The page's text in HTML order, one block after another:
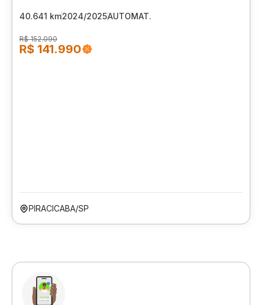
40.641 km2024/2025AUTOMAT.
R$ 152.090
R$ 141.990
PIRACICABA/SP